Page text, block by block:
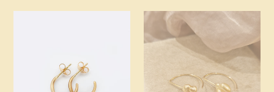
Darling
keshi